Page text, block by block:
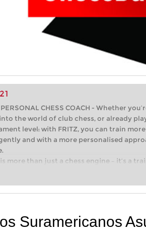
PERSONAL CHESS COACH - Whether
the world of club chess, or already
level: with FRITZ, you can train
and with a more personalised
is more than just a chess engine – it’s a
you’re taking your first steps into the
intelligently and with a more
Suramericanos